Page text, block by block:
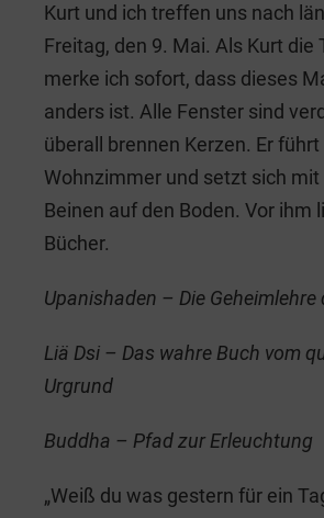
c
e
b
o
o
k
k
e
dI
n
ai
l
Kurt und ich treffen uns nach
Freitag, den 9. Mai. Als Kurt die
merke ich sofort, dass dieses
anders ist. Alle Fenster sind
überall brennen Kerzen. Er
Wohnzimmer und setzt sich
Beinen auf den Boden. Vor ihm
Bücher.
Upanishaden – Die Geheimlehre
Liä Dsi – Das wahre Buch vom
Urgrund
Buddha – Pfad zur Erleuchtung
„Weiß du was gestern für ein